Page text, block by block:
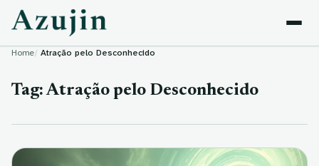
Skip to content
Home Atração pelo Desconhecido
Tag:Atração pelo Desconhecido